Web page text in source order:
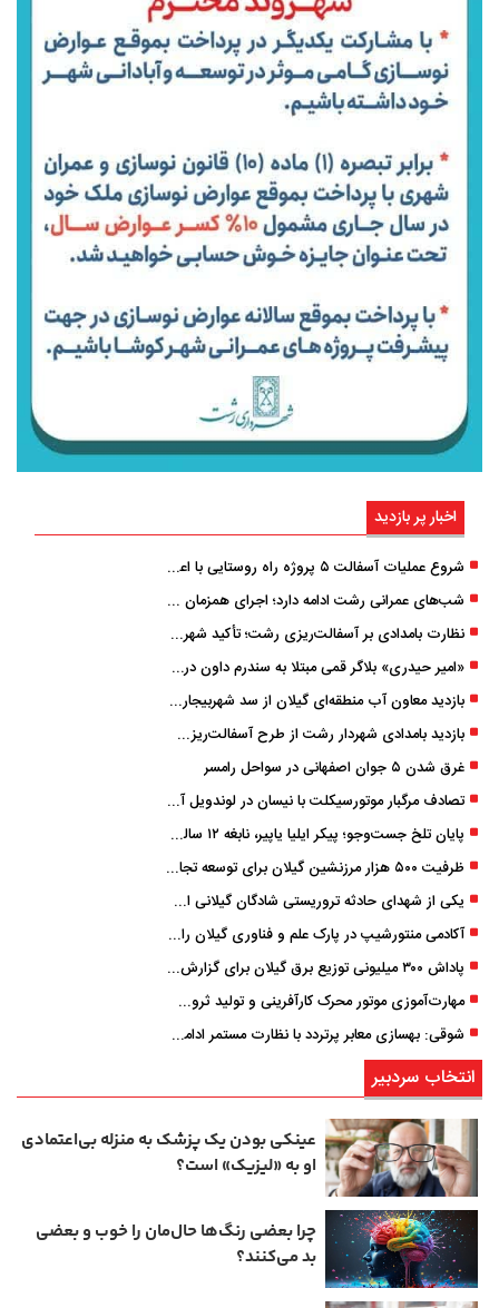
اخبار پر بازدید
شروع عملیات آسفالت ۵ پروژه راه ‌روستایی با اعتبار ۳۷۰ میلیاردی در گیلان
شب‌های عمرانی رشت ادامه دارد؛ اجرای همزمان آسفالت‌ریزی در پنج منطقه شهری
نظارت بامدادی بر آسفالت‌ریزی رشت؛ تأکید شهردار و بازرس کل بر کیفیت اجرای پروژه‌ها
«امیر حیدری» بلاگر قمی مبتلا به سندرم داون درگذشت
بازدید معاون آب منطقه‌ای گیلان از سد شهربیجار برای تداوم تأمین آب شرب استان
بازدید بامدادی شهردار رشت از طرح آسفالت‌ریزی گسترده در مناطق پنج‌گانه
غرق شدن ۵ جوان اصفهانی در سواحل رامسر
تصادف مرگبار موتورسیکلت با نیسان در لوندویل آستارا/ انتقال مصدوم با اورژانس هوایی به رشت
پایان تلخ جست‌وجو؛ پیکر ایلیا یاپیر، نابغه ۱۲ ساله لاهیجانی پیدا شد
ظرفیت ۵۰۰ هزار مرزنشین گیلان برای توسعه تجارت فعال می‌شود
یکی از شهدای حادثه تروریستی شادگان گیلانی است/ شهادت «سینا سیاه‌ نژاد» در درگیری با اشرار مسلح
آکادمی منتورشیپ در پارک علم و فناوری گیلان راه‌اندازی شد
پاداش ۳۰۰ میلیونی توزیع برق گیلان برای گزارش ماینرهای غیرمجاز
مهارت‌آموزی موتور محرک کارآفرینی و تولید ثروت است
شوقی: بهسازی معابر پرتردد با نظارت مستمر ادامه دارد
انتخاب سردبیر
عینکی‌ بودن یک پزشک به منزله بی‌اعتمادی
او به «لیزیک» است؟
چرا بعضی رنگ‌ها حال‌مان را خوب و بعضی
بد می‌کنند؟